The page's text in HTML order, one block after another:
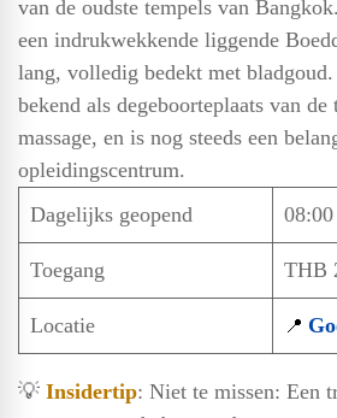
van de oudste tempels van
een indrukwekkende liggende
lang, volledig bedekt met
bekend als degeboorteplaats van
massage, en is nog steeds een
opleidingscentrum.
Dagelijks geopend
Toegang THB
Locatie 📍
💡 Insidertip: Niet te missen: Een